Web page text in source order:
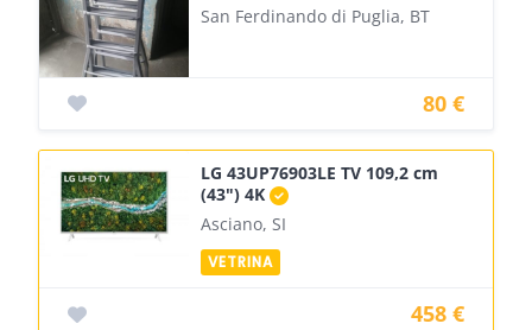
San Ferdinando di Puglia, BT
80 €
LG 43UP76903LE TV 109,2 cm
(43") 4K
Asciano, SI
458 €